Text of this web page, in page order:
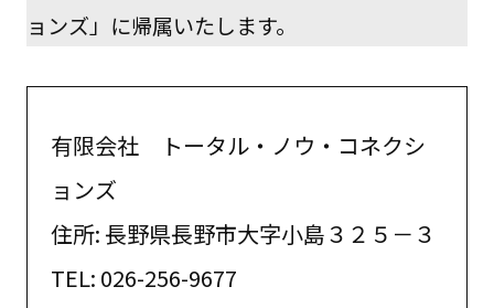
ョンズ」に帰属いたします。
有限会社 トータル・ノウ・コネクシ
ョンズ
住所: 長野県長野市大字小島３２５－３
TEL: 026-256-9677